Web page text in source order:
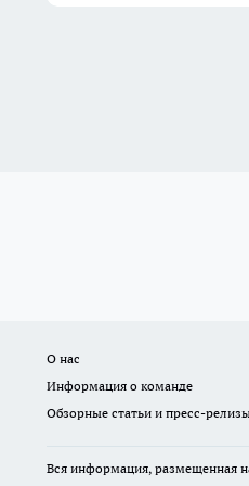
О нас
Информация о команде
Обзорные статьи и пресс-
Вся информация, размещенная